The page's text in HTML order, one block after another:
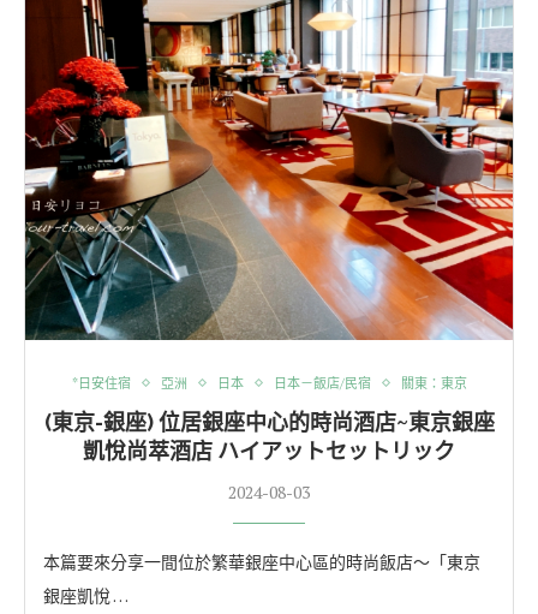
*日安住宿 亞洲 日本 日本－飯店/民宿 關東：東京
(東京-銀座) 位居銀座中心的時尚酒店~東京銀座
凱悅尚萃酒店 ハイアットセットリック
2024-08-03
本篇要來分享一間位於繁華銀座中心區的時尚飯店～「東京
銀座凱悅 …